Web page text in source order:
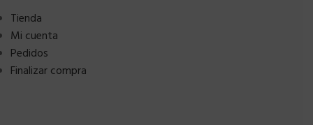
Tienda
Mi cuenta
Pedidos
Finalizar compra